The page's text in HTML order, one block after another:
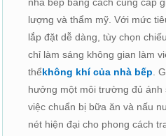
lượng và thẩm mỹ. Với mức
lắp đặt dễ dàng, tùy chọn
chỉ làm sáng không gian làm
thểkhông khí của nhà bếp .
hưởng một môi trường đủ ánh
việc chuẩn bị bữa ăn và nấu
nét hiện đại cho phong cách